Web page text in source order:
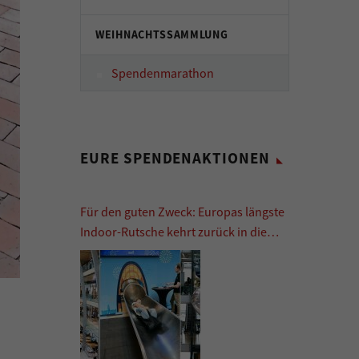
WEIHNACHTSSAMMLUNG
Spendenmarathon
EURE SPENDENAKTIONEN
Für den guten Zweck: Europas längste
Indoor-Rutsche kehrt zurück in die
Europa Passage